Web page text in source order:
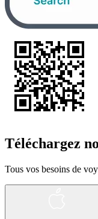
Téléchargez
Tous vos besoins de